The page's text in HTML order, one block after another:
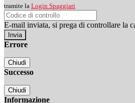
tramite la Login Spaggiari
E-mail inviata, si prega di controllare la
Errore
Chiudi
Successo
Chiudi
Informazione